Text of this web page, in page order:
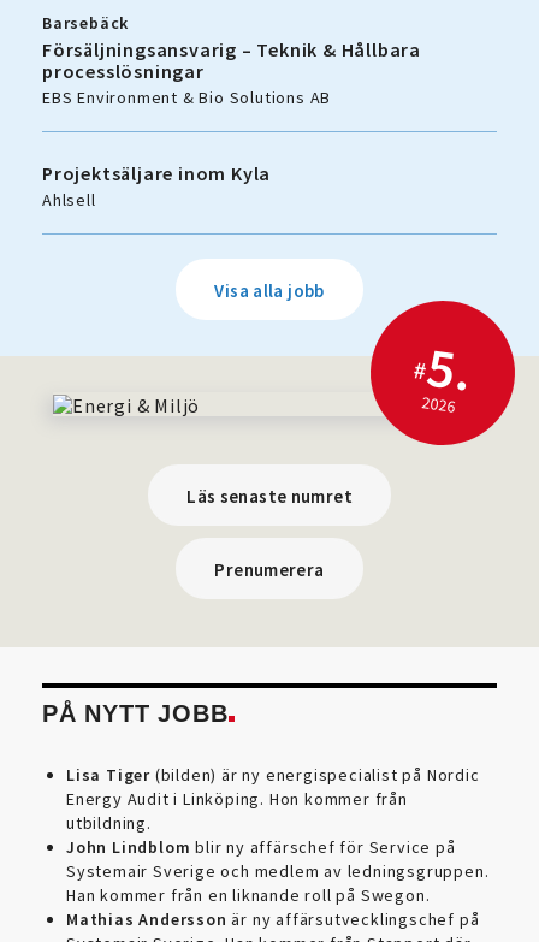
Barsebäck
Försäljningsansvarig – Teknik & Hållbara
processlösningar
EBS Environment & Bio Solutions AB
Projektsäljare inom Kyla
Ahlsell
Visa alla jobb
#5.
2026
Läs senaste numret
Prenumerera
PÅ NYTT JOBB
Lisa Tiger (bilden) är ny energispecialist på Nordic
Energy Audit i Linköping. Hon kommer från
utbildning.
John Lindblom blir ny affärschef för Service på
Systemair Sverige och medlem av ledningsgruppen.
Han kommer från en liknande roll på Swegon.
Mathias Andersson är ny affärsutvecklingschef på